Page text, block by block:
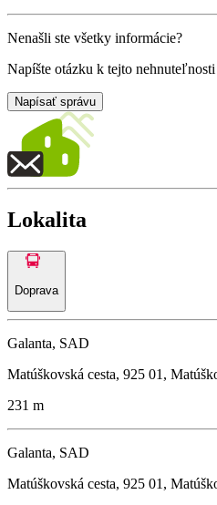
Nenašli ste všetky informácie?
Napíšte otázku k tejto
Napísať správu
Lokalita
Doprava
Galanta, SAD
Matúškovská cesta, 925 01,
231 m
Galanta, SAD
Matúškovská cesta, 925 01,